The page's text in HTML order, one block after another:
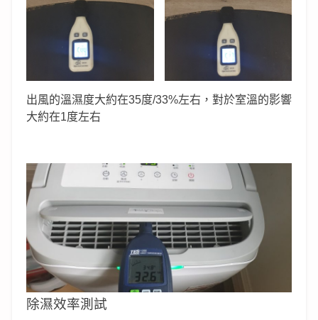
出風的溫濕度大約在35度/33%左右，對於室溫的影響
大約在1度左右
除濕效率測試